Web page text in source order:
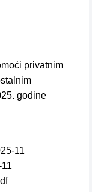
privatnim
godine
11